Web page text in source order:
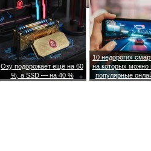
Озу подорожает ещё на 60
%, а SSD — на 40 %
10 недорогих
на которых можно
популярные